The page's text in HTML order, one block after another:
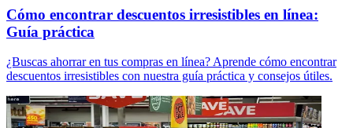
Cómo encontrar descuentos irresistibles en línea:
Guía práctica
¿Buscas ahorrar en tus compras en línea? Aprende cómo encontrar
descuentos irresistibles con nuestra guía práctica y consejos útiles.